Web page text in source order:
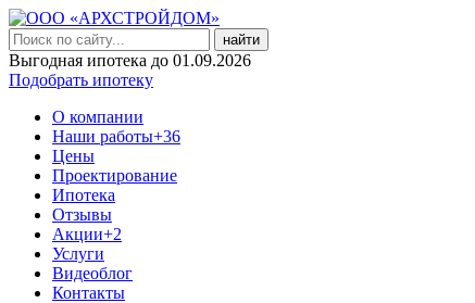
найти
Выгодная ипотека до 01.09.2026
Подобрать ипотеку
О компании
Наши работы+36
Цены
Проектирование
Ипотека
Отзывы
Акции+2
Услуги
Видеоблог
Контакты